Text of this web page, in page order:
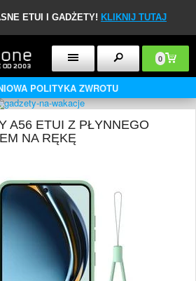
ETUI I GADŻETY! KLIKNIJ TUTAJ
0
POLITYKA ZWROTU
A56 ETUI Z PŁYNNEGO
NA RĘKĘ